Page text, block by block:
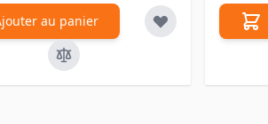
au panier